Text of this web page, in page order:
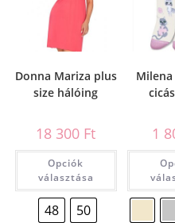
Donna Mariza plus
size hálóing
18 300 Ft
Opciók
választása
48 50
Milena
1